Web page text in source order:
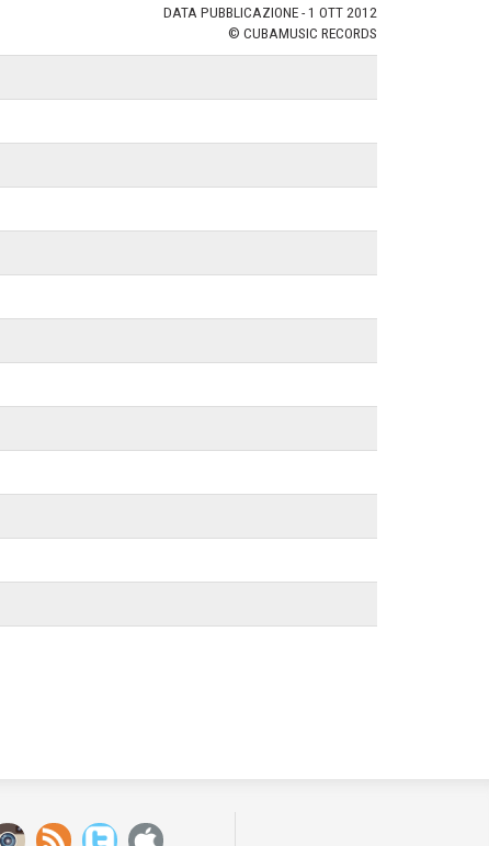
DATA PUBBLICAZIONE - 1 OTT 2012
© CUBAMUSIC RECORDS